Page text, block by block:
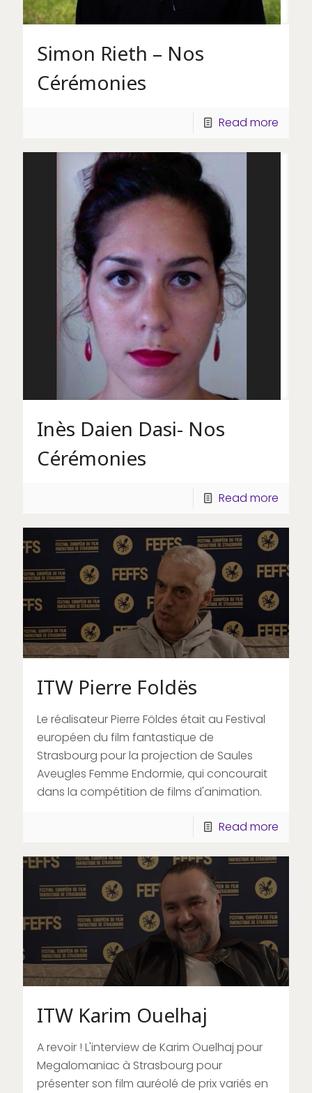
Simon Rieth – Nos
Cérémonies
Read more
Inès Daien Dasi- Nos
Cérémonies
Read more
ITW Pierre Foldës
Le réalisateur Pierre Földes était au Festival
européen du film fantastique de
Strasbourg pour la projection de Saules
Aveugles Femme Endormie, qui concourait
dans la compétition de films d'animation.
Read more
ITW Karim Ouelhaj
A revoir ! L'interview de Karim Ouelhaj pour
Megalomaniac à Strasbourg pour
présenter son film auréolé de prix variés en